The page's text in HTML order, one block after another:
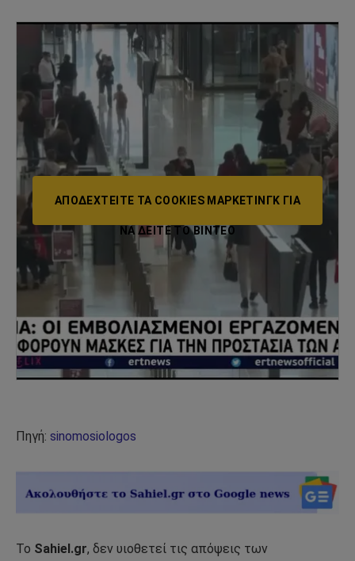
ΑΠΟΔΕΧΤΕΊΤΕ ΤΑ COOKIES ΜΆΡΚΕΤΙΝΓΚ ΓΙΑ
ΝΑ ΔΕΊΤΕ ΤΟ ΒΙΝΤΕΟ
Πηγή: sinomosiologos
Το Sahiel.gr, δεν υιοθετεί τις απόψεις των